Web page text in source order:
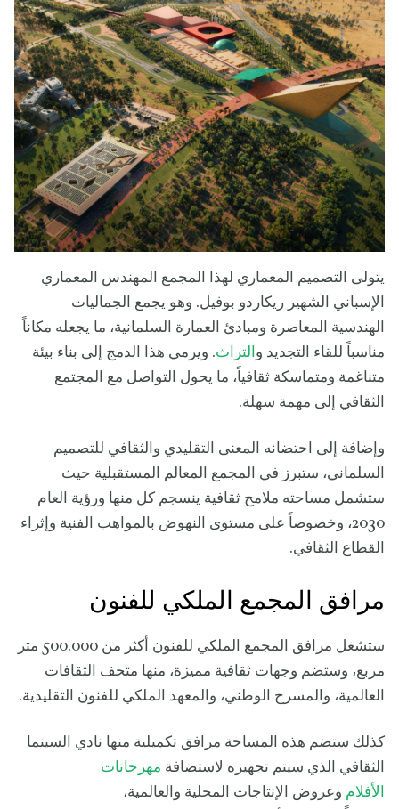
يتولى التصميم المعماري لهذا المجمع المهندس المعماري
الإسباني الشهير ريكاردو بوفيل. وهو يجمع الجماليات
الهندسية المعاصرة ومبادئ العمارة السلمانية، ما يجعله مكاناً
مناسباً للقاء التجديد و التراث. ويرمي هذا الدمج إلى بناء بيئة
متناغمة ومتماسكة ثقافياً، ما يحول التواصل مع المجتمع
الثقافي إلى مهمة سهلة.
وإضافة إلى احتضانه المعنى التقليدي والثقافي للتصميم
السلماني، ستبرز في المجمع المعالم المستقبلية حيث
ستشمل مساحته ملامح ثقافية ينسجم كل منها ورؤية العام
2030، وخصوصاً على مستوى النهوض بالمواهب الفنية وإثراء
القطاع الثقافي.
مرافق المجمع الملكي للفنون
ستشغل مرافق المجمع الملكي للفنون أكثر من 500.000 متر
مربع، وستضم وجهات ثقافية مميزة، منها متحف الثقافات
العالمية، والمسرح الوطني، والمعهد الملكي للفنون التقليدية.
كذلك ستضم هذه المساحة مرافق تكميلية منها نادي السينما
الثقافي الذي سيتم تجهيزه لاستضافة مهرجانات
الأفلام وعروض الإنتاجات المحلية والعالمية،